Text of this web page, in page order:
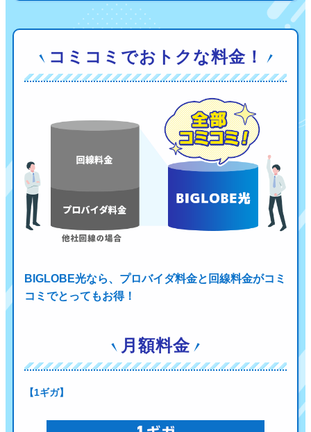
コミコミでおトクな料金！
BIGLOBE光なら、プロバイダ料金と回線料金がコミ
コミでとってもお得！
月額料金
【1ギガ】